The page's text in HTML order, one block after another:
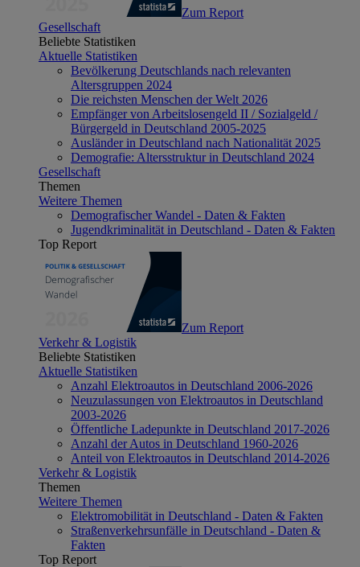
Zum Report
Gesellschaft
Beliebte Statistiken
Aktuelle Statistiken
Bevölkerung Deutschlands nach relevanten
Altersgruppen 2024
Die reichsten Menschen der Welt 2026
Empfänger von Arbeitslosengeld II / Sozialgeld /
Bürgergeld in Deutschland 2005-2025
Ausländer in Deutschland nach Nationalität 2025
Demografie: Altersstruktur in Deutschland 2024
Gesellschaft
Themen
Weitere Themen
Demografischer Wandel - Daten & Fakten
Jugendkriminalität in Deutschland - Daten & Fakten
Top Report
Zum Report
Verkehr & Logistik
Beliebte Statistiken
Aktuelle Statistiken
Anzahl Elektroautos in Deutschland 2006-2026
Neuzulassungen von Elektroautos in Deutschland
2003-2026
Öffentliche Ladepunkte in Deutschland 2017-2026
Anzahl der Autos in Deutschland 1960-2026
Anteil von Elektroautos in Deutschland 2014-2026
Verkehr & Logistik
Themen
Weitere Themen
Elektromobilität in Deutschland - Daten & Fakten
Straßenverkehrsunfälle in Deutschland - Daten &
Fakten
Top Report